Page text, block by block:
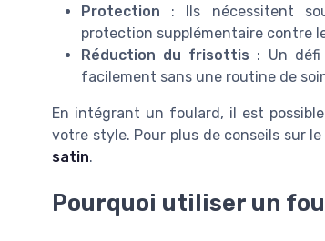
Protection : Ils nécessitent
protection supplémentaire contre
Réduction du frisottis : Un
facilement sans une routine de
En intégrant un foulard, il est
votre style. Pour plus de conseils sur
satin.
Pourquoi utiliser un